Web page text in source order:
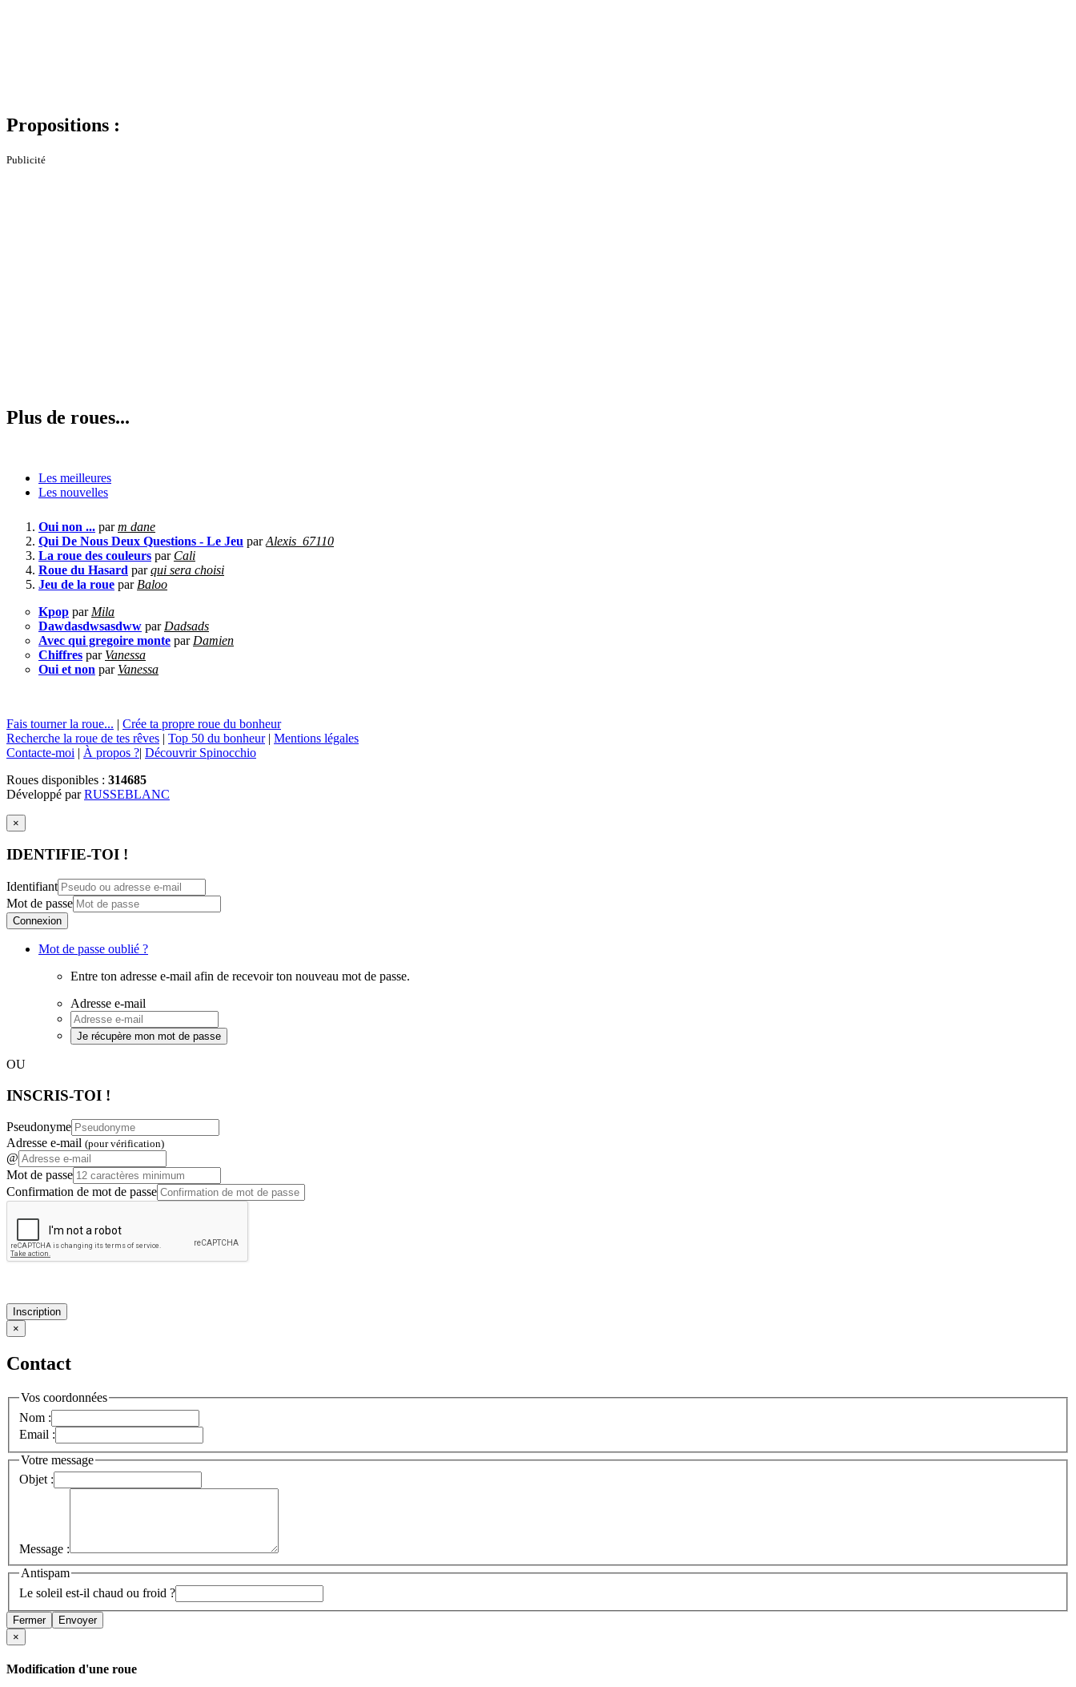
Propositions :
Publicité
Plus de roues...
Les meilleures
Les nouvelles
Oui non ... parm dane
Qui De Nous Deux Questions - Le Jeu parAlexis_67110
La roue des couleurs par Cali
Roue du Hasard parqui sera choisi
Jeu de la roue par Baloo
Kpop par Mila
Dawdasdwsasdww par Dadsads
Avec qui gregoire monte par Damien
Chiffres par Vanessa
Oui et non par Vanessa
Fais tourner la roue... | Crée ta propre roue du bonheur
Recherche la roue de tes rêves | Top 50 du bonheur| Mentions légales
Contacte-moi | À propos ?| Découvrir Spinocchio
Roues disponibles : 314685
Développé parRUSSEBLANC
×
IDENTIFIE-TOI !
Identifiant
Mot de passe
Connexion
Mot de passe oublié ?
Entre ton adresse e-mail afin de recevoir ton nouveau mot de passe.
Adresse e-mail
Je récupère mon mot de passe
OU
INSCRIS-TOI !
Pseudonyme
Adresse e-mail (pour vérification)
@
Mot de passe
Confirmation de mot de passe
Inscription
×
Contact
Vos coordonnées
Nom :
Email :
Votre message
Objet :
Message :
Antispam
Le soleil est-il chaud ou froid ?
Fermer
Envoyer
×
Modification d'une roue